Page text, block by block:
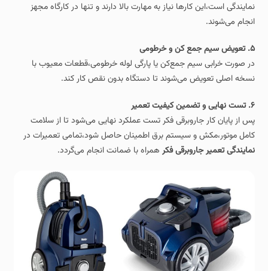
نمایندگی است،این کارها نیاز به مهارت بالا دارند و تنها در کارگاه مجهز
انجام می‌شوند.
۵. تعویض سیم‌ جمع‌ کن و خرطومی
در صورت خرابی سیم‌ جمع‌کن یا پارگی لوله خرطومی،قطعات معیوب با
نسخه اصلی تعویض می‌شوند تا دستگاه بدون نقص کار کند.
۶. تست نهایی و تضمین کیفیت تعمیر
پس از پایان کار جاروبرقی فکر تست عملکرد نهایی می‌شود تا از سلامت
کامل موتور،مکش و سیستم برق اطمینان حاصل شود،تمامی تعمیرات در
نمایندگی تعمیر جاروبرقی فکر همراه با ضمانت انجام می‌گردد.